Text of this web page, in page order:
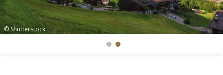
© Shutterstock